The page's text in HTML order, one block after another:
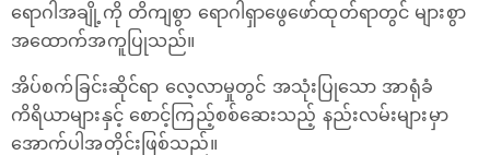
ရောဂါအချို့ကို တိကျစွာ ရောဂါရှာဖွေဖော်ထုတ်ရာတွင် များစွာ
အထောက်အကူပြုသည်။
အိပ်စက်ခြင်းဆိုင်ရာ လေ့လာမှုတွင် အသုံးပြုသော အာရုံခံ
ကိရိယာများနှင့် စောင့်ကြည့်စစ်ဆေးသည့် နည်းလမ်းများမှာ
အောက်ပါအတိုင်းဖြစ်သည်။